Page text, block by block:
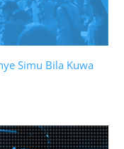
Simu Bila Kuwa